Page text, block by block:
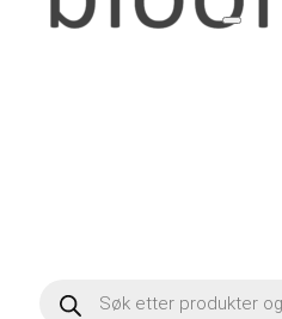
Products